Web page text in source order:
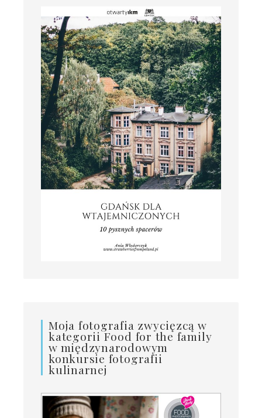
Moja fotografia zwycięzcą w
kategorii Food for the family
w międzynarodowym
konkursie fotografii
kulinarnej